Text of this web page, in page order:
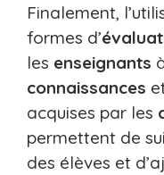
Finalement,
formes d’
les enseignants
connaissances
acquises par les
permettent de
des élèves et